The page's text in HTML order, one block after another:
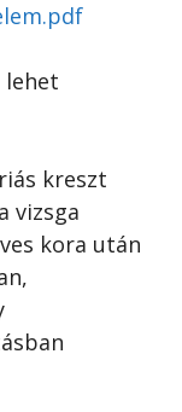
lehet
kreszt
vizsga
kora után